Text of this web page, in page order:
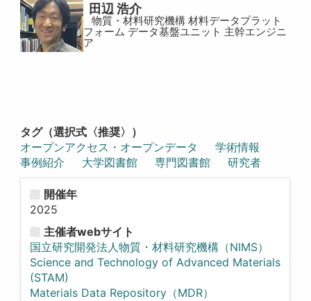
田辺 浩介
物質・材料研究機構 材料データプラット
フォーム データ基盤ユニット 主幹エンジニ
ア
タグ（選択式〈推奨〉）
オープンアクセス・オープンデータ
学術情報
事例紹介
大学図書館 専門図書館 研究者
開催年
2025
主催者webサイト
国立研究開発法人物質・材料研究機構（NIMS）
Science and Technology of Advanced Materials
(STAM)
Materials Data Repository（MDR）